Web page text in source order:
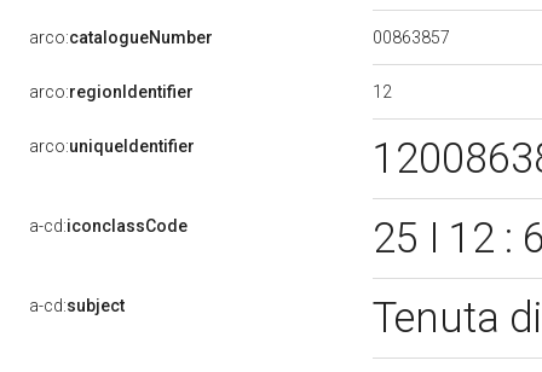
arco:catalogueNumber 00863857
arco:regionIdentifier 12
arco:uniqueIdentifier
a-cd:iconclassCode 25 I 12 :
a-cd:subject Tenuta